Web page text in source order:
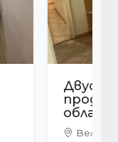
за